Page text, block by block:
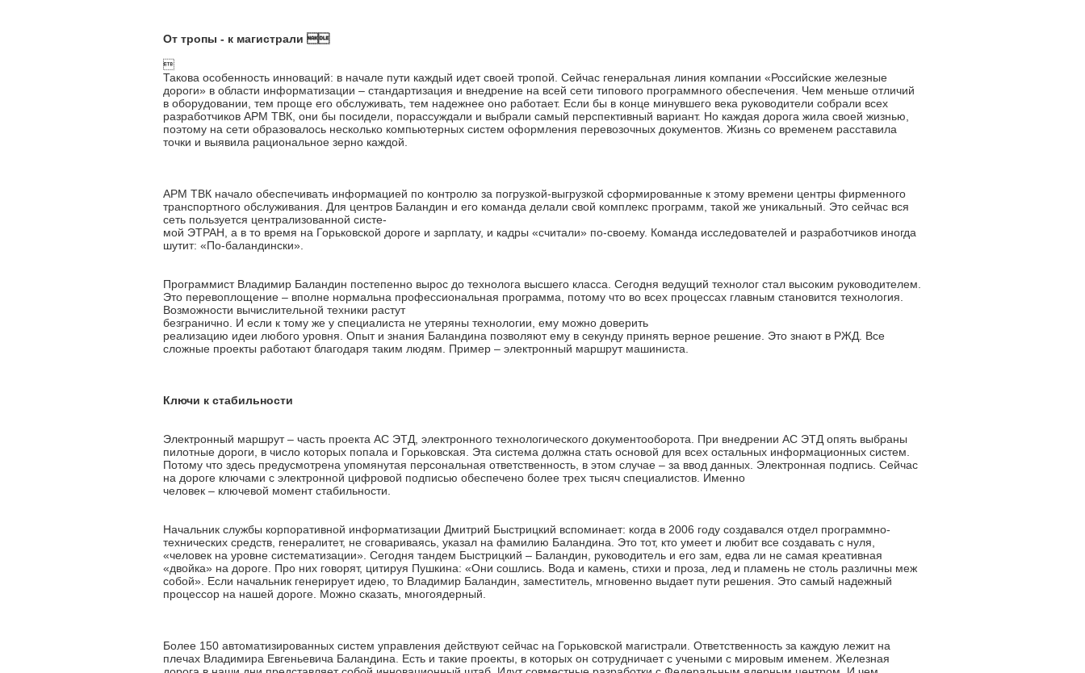
От тропы - к магистрали 

Такова особенность инноваций: в начале пути каждый идет своей тропой. Сейчас генеральная линия компании «Российские железные
дороги» в области информатизации – стандартизация и внедрение на всей сети типового программного обеспечения. Чем меньше отличий
в оборудовании, тем проще его обслуживать, тем надежнее оно работает. Если бы в конце минувшего века руководители собрали всех
разработчиков АРМ ТВК, они бы посидели, порассуждали и выбрали самый перспективный вариант. Но каждая дорога жила своей жизнью,
поэтому на сети образовалось несколько компьютерных систем оформления перевозочных документов. Жизнь со временем расставила
точки и выявила рациональное зерно каждой.
АРМ ТВК начало обеспечивать информацией по контролю за погрузкой-выгрузкой сформированные к этому времени центры фирменного
транспортного обслуживания. Для центров Баландин и его команда делали свой комплекс программ, такой же уникальный. Это сейчас вся
сеть пользуется централизованной систе-
мой ЭТРАН, а в то время на Горьковской дороге и зарплату, и кадры «считали» по-своему. Команда исследователей и разработчиков иногда
шутит: «По-баландински».
Программист Владимир Баландин постепенно вырос до технолога высшего класса. Сегодня ведущий технолог стал высоким руководителем.
Это перевоплощение – вполне нормальна профессиональная программа, потому что во всех процессах главным становится технология.
Возможности вычислительной техники растут
безгранично. И если к тому же у специалиста не утеряны технологии, ему можно доверить
реализацию идеи любого уровня. Опыт и знания Баландина позволяют ему в секунду принять верное решение. Это знают в РЖД. Все
сложные проекты работают благодаря таким людям. Пример – электронный маршрут машиниста.
Ключи к стабильности
Электронный маршрут – часть проекта АС ЭТД, электронного технологического документооборота. При внедрении АС ЭТД опять выбраны
пилотные дороги, в число которых попала и Горьковская. Эта система должна стать основой для всех остальных информационных систем.
Потому что здесь предусмотрена упомянутая персональная ответственность, в этом случае – за ввод данных. Электронная подпись. Сейчас
на дороге ключами с электронной цифровой подписью обеспечено более трех тысяч специалистов. Именно
человек – ключевой момент стабильности.
Начальник службы корпоративной информатизации Дмитрий Быстрицкий вспоминает: когда в 2006 году создавался отдел программно-
технических средств, генералитет, не сговариваясь, указал на фамилию Баландина. Это тот, кто умеет и любит все создавать с нуля,
«человек на уровне систематизации». Сегодня тандем Быстрицкий – Баландин, руководитель и его зам, едва ли не самая креативная
«двойка» на дороге. Про них говорят, цитируя Пушкина: «Они сошлись. Вода и камень, стихи и проза, лед и пламень не столь различны меж
собой». Если начальник генерирует идею, то Владимир Баландин, заместитель, мгновенно выдает пути решения. Это самый надежный
процессор на нашей дороге. Можно сказать, многоядерный.
Более 150 автоматизированных систем управления действуют сейчас на Горьковской магистрали. Ответственность за каждую лежит на
плечах Владимира Евгеньевича Баландина. Есть и такие проекты, в которых он сотрудничает с учеными с мировым именем. Железная